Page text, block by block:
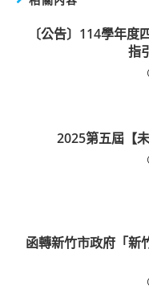
〔公告〕114學年
指
2025第五屆【
函轉新竹市政府「新